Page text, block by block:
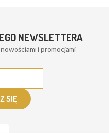
NEWSLETTERA
i promocjami